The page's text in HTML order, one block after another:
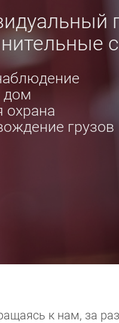
дом
охрана
грузов
к нам, за